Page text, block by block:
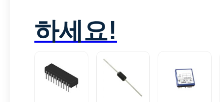
하세요!